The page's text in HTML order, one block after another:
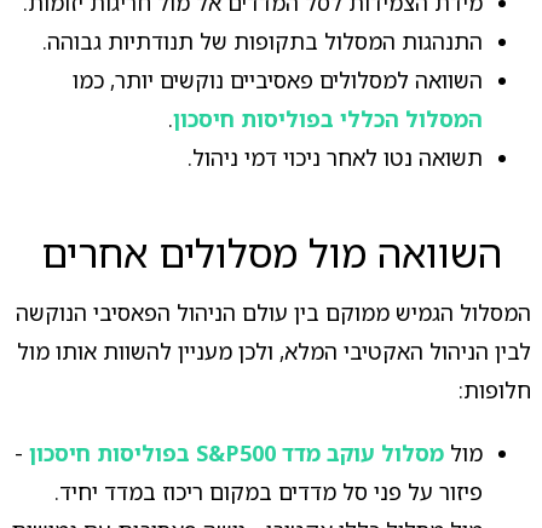
התנהגות המסלול בתקופות של תנודתיות גבוהה.
השוואה למסלולים פאסיביים נוקשים יותר, כמו
המסלול הכללי בפוליסות חיסכון.
תשואה נטו לאחר ניכוי דמי ניהול.
השוואה מול מסלולים אחרים
המסלול הגמיש ממוקם בין עולם הניהול הפאסיבי הנוקשה
לבין הניהול האקטיבי המלא, ולכן מעניין להשוות אותו מול
חלופות:
מול מסלול עוקב מדד S&P500 בפוליסות חיסכון
-
פיזור על פני סל מדדים במקום ריכוז במדד יחיד.